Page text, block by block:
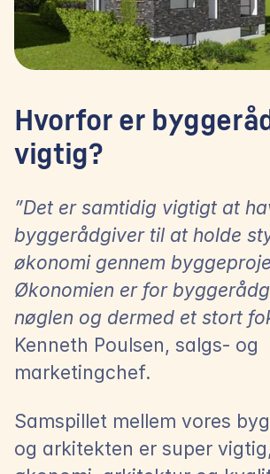
Hvorfor er
vigtig?
”Det er samtidig vigtigt at
byggerådgiver til at holde
økonomi gennem
Økonomien er for
nøglen og dermed et stort
Kenneth Poulsen, salgs- og
marketingchef.
Samspillet mellem vores
og arkitekten er super